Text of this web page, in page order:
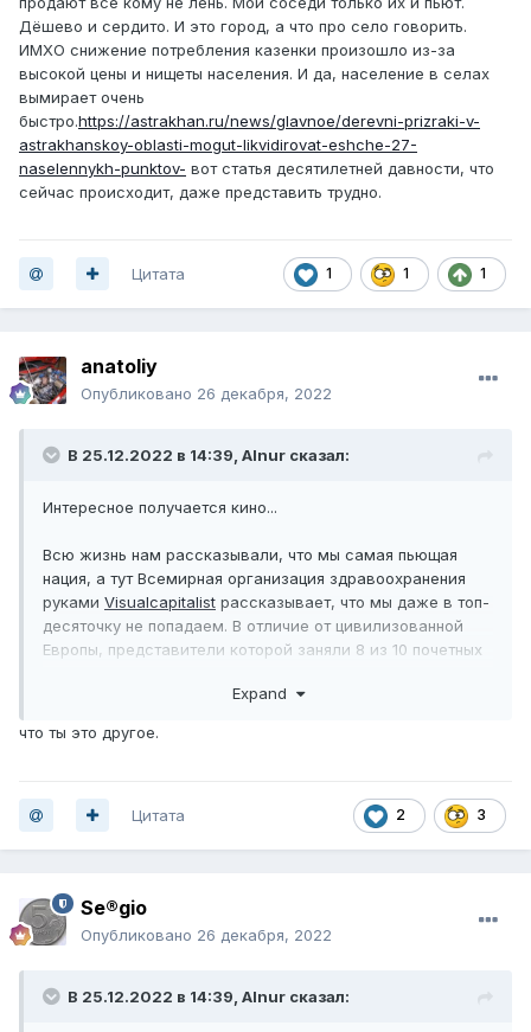
Дёшево и сердито. И это город, а что про село говорить.
ИМХО снижение потребления казенки произошло из-за
высокой цены и нищеты населения. И да, население в селах
вымирает очень
быстро.https://astrakhan.ru/news/glavnoe/derevni-prizraki-v-
astrakhanskoy-oblasti-mogut-likvidirovat-eshche-27-
naselennykh-punktov- вот статья десятилетней давности, что
сейчас происходит, даже представить трудно.
1 1 1
Цитата
anatoliy
Опубликовано 26 декабря, 2022
В 25.12.2022 в 14:39, Alnur сказал:
Интересное получается кино...
Всю жизнь нам рассказывали, что мы самая пьющая
нация, а тут Всемирная организация здравоохранения
руками Visualcapitalist рассказывает, что мы даже в топ-
десяточку не попадаем. В отличие от цивилизованной
Европы, представители которой заняли 8 из 10 почетных
Expand
что ты это другое.
2 3
Цитата
Se®gio
Опубликовано 26 декабря, 2022
В 25.12.2022 в 14:39, Alnur сказал: